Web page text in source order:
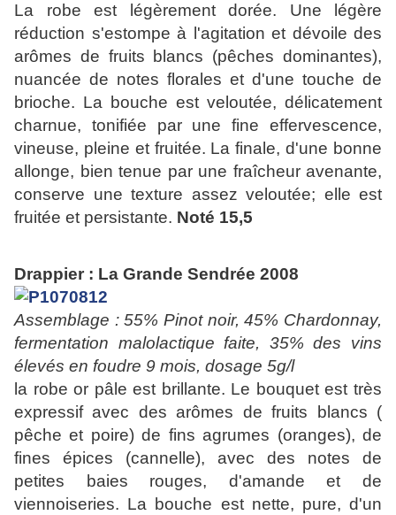
La robe est légèrement dorée. Une légère
réduction s'estompe à l'agitation et dévoile des
arômes de fruits blancs (pêches dominantes),
nuancée de notes florales et d'une touche de
brioche. La bouche est veloutée, délicatement
charnue, tonifiée par une fine effervescence,
vineuse, pleine et fruitée. La finale, d'une bonne
allonge, bien tenue par une fraîcheur avenante,
conserve une texture assez veloutée; elle est
fruitée et persistante. Noté 15,5
Drappier : La Grande Sendrée 2008
Assemblage : 55% Pinot noir, 45% Chardonnay,
fermentation malolactique faite, 35% des vins
élevés en foudre 9 mois, dosage 5g/l
la robe or pâle est brillante. Le bouquet est très
expressif avec des arômes de fruits blancs (
pêche et poire) de fins agrumes (oranges), de
fines épices (cannelle), avec des notes de
petites baies rouges, d'amande et de
viennoiseries. La bouche est nette, pure, d'un